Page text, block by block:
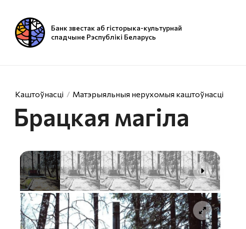
Банк звестак аб гісторыка-культурнай
спадчыне Рэспублікі Беларусь
Каштоўнасці Матэрыяльныя нерухомыя каштоўнасці
Брацкая магіла